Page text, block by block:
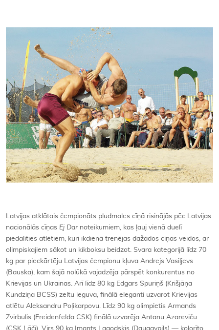
Latvijas atklātais čempionāts pludmales cīņā risinājās pēc Latvijas
nacionālās cīņas Ej Darnoteikumiem, kas ļauj vienā duelī
piedalīties atlētiem, kuri ikdienā trenējas dažādos cīņas veidos, ar
olimpiskajiem sākot un kikboksu beidzot. Svara kategorijā līdz 70
kg par pieckārtēju Latvijas čempionu kļuva Andrejs Vasiļjevs
(Bauska), kam šajā nolūkā vajadzēja pārspēt konkurentus no
Krievijas un Ukrainas. Arī līdz 80 kg Edgars Spuriņš (Krišjāņa
Kundziņa BCSS) zeltu ieguva, finālā eleganti uzvarot Krievijas
atlētu Aleksandru Poļikarpovu. Līdz 90 kg olimpietis Armands
Zvirbulis (Freidenfelda CSK) finālā uzvarēja Antanu Azareviču
(CSK Lāči). Virs 90 kg Imants Lagodskis (Daugavpils) — kolorīto